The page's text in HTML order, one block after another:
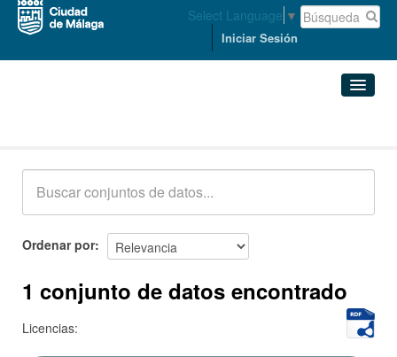
Select Language ▼
Iniciar Sesión
Acerca de
Ordenar por
1 conjunto de datos encontrado
Licencias: